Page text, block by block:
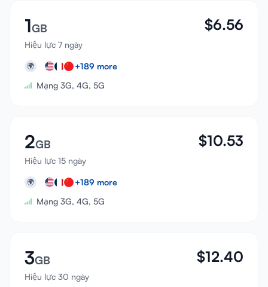
1GB
Hiệu lực 7 ngày
$6.56
🌍 +189 more
Mạng 3G, 4G, 5G
2GB
Hiệu lực 15 ngày
$10.53
🌍 +189 more
Mạng 3G, 4G, 5G
3GB
Hiệu lực 30 ngày
$12.40